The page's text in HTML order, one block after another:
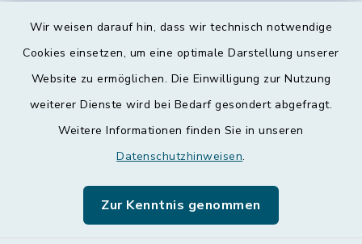
Wir weisen darauf hin, dass wir technisch notwendige
Cookies einsetzen, um eine optimale Darstellung unserer
Website zu ermöglichen. Die Einwilligung zur Nutzung
weiterer Dienste wird bei Bedarf gesondert abgefragt.
Weitere Informationen finden Sie in unseren
Datenschutzhinweisen.
Zur Kenntnis genommen
Kontakt
Datenschutz
Leichte Sprache